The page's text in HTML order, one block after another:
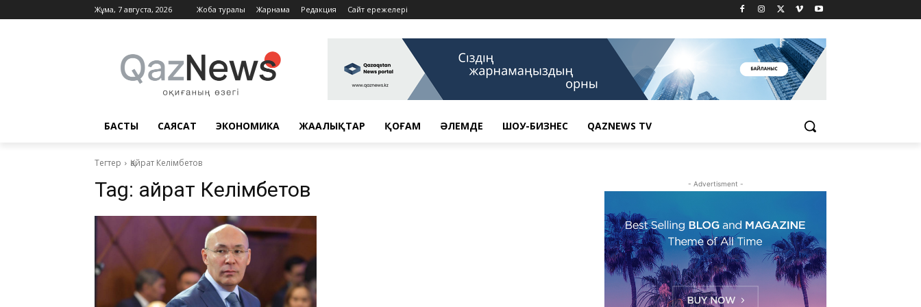
Жұма, 7 августа, 2026 Жоба туралы Жарнама Редакция Сайт ережелері
БАСТЫ САЯСАТ ЭКОНОМИКА ЖАҢАЛЫҚТАР ҚОҒАМ ӘЛЕМДЕ ШОУ-БИЗНЕС QAZNEWS TV
Тегтер Қайрат Келімбетов
Tag: Қайрат Келімбетов - Advertisment -